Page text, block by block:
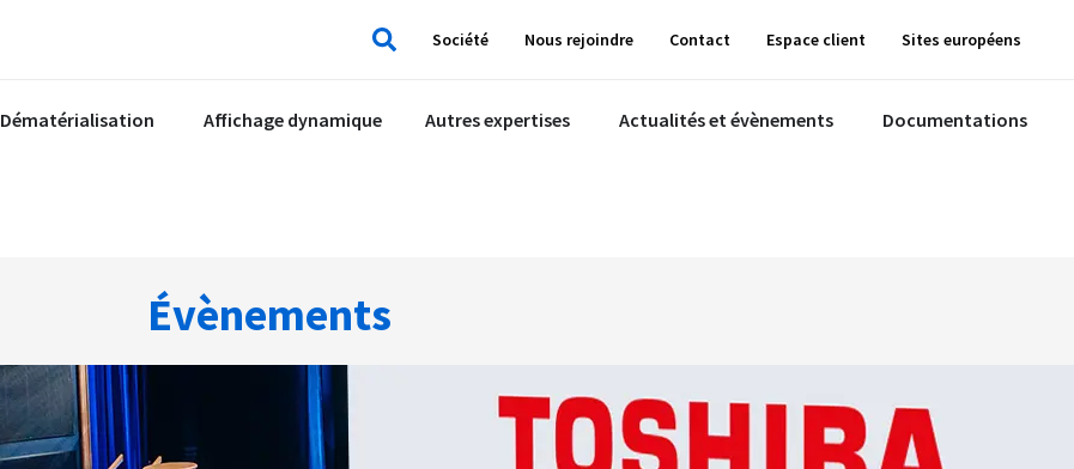
Société Nous rejoindre Contact Espace client Sites européens
Dématérialisation Affichage dynamique Autres expertises Actualités et évènements Documentations
Évènements